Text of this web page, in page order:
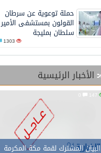
حملة توعوية عن سرطان
القولون بمستشفى الأمير
سلطان بمليجة
1303
الأخبار الرئيسية
البيان المشترك لقمة مكة المكرمة